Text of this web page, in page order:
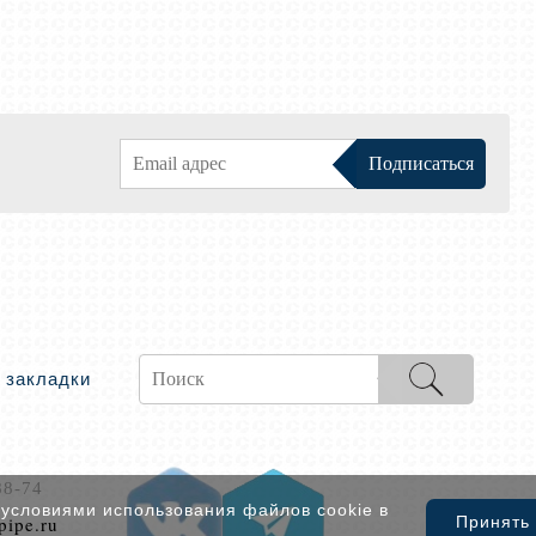
74
использования файлов cookie в
Принять